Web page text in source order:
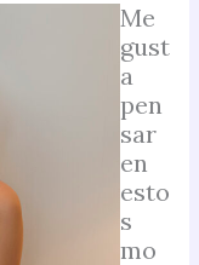
Me
gust
a
pen
sar
en
esto
s
mo